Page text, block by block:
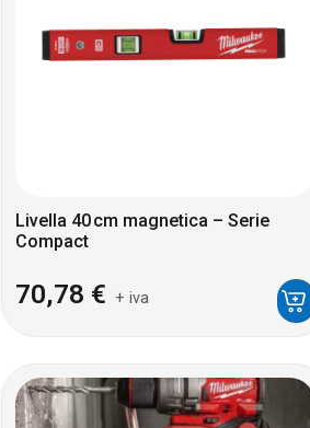
Livella 40 cm magnetica – Serie
Compact
70,78 € + iva